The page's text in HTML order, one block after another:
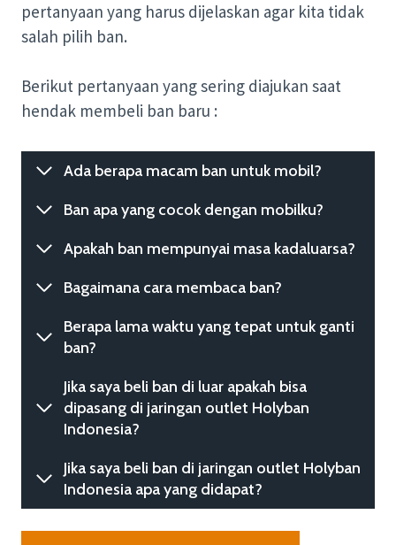
pertanyaan yang harus dijelaskan agar kita tidak
salah pilih ban.
Berikut pertanyaan yang sering diajukan saat
hendak membeli ban baru :
Ada berapa macam ban untuk mobil?
Ban apa yang cocok dengan mobilku?
Apakah ban mempunyai masa kadaluarsa?
Bagaimana cara membaca ban?
Berapa lama waktu yang tepat untuk ganti
ban?
Jika saya beli ban di luar apakah bisa
dipasang di jaringan outlet Holyban
Indonesia?
Jika saya beli ban di jaringan outlet Holyban
Indonesia apa yang didapat?